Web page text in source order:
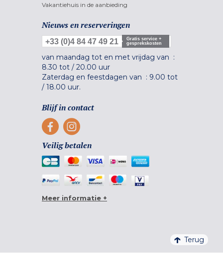
Vakantiehuis in de aanbieding
Nieuws en reserveringen
+33 (0)4 84 47 49 21
Gratis service +
gesprekskosten
van maandag tot en met vrijdag van :
8.30 tot / 20.00 uur
Zaterdag en feestdagen van : 9.00 tot
/ 18.00 uur.
Blijf in contact
Veilig betalen
Meer informatie +
Terug